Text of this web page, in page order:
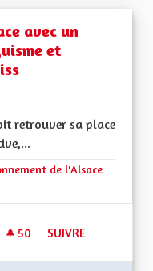
avec un
et
retrouver sa place
: La Culture, l'Education et
de l'Alsace
50 50 ABONNÉS
SUIVRE